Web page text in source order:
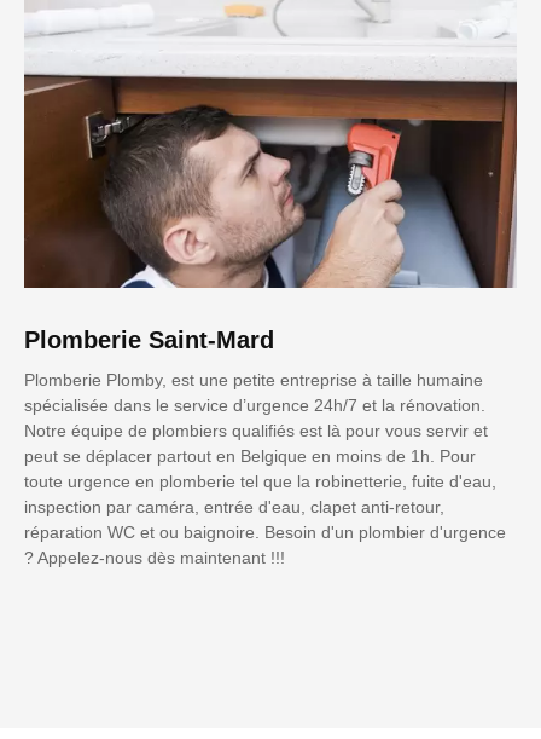
Plomberie Saint-Mard
Plomberie Plomby, est une petite entreprise à taille humaine
spécialisée dans le service d’urgence 24h/7 et la rénovation.
Notre équipe de plombiers qualifiés est là pour vous servir et
peut se déplacer partout en Belgique en moins de 1h. Pour
toute urgence en plomberie tel que la robinetterie, fuite d'eau,
inspection par caméra, entrée d'eau, clapet anti-retour,
réparation WC et ou baignoire. Besoin d'un plombier d'urgence
? Appelez-nous dès maintenant !!!